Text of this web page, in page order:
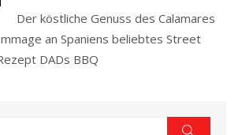
Der köstliche Genuss des Calamares
an Spaniens beliebtes Street
DADs BBQ